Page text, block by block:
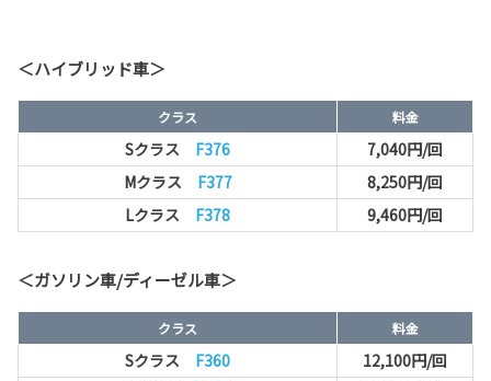
＜ハイブリッド車＞
クラス 料金
Sクラス F376
7,040円/回
Mクラス F377
8,250円/回
Lクラス F378 9,460円/回
＜ガソリン車/ディーゼル車＞
クラス 料金
Sクラス F360
12,100円/回